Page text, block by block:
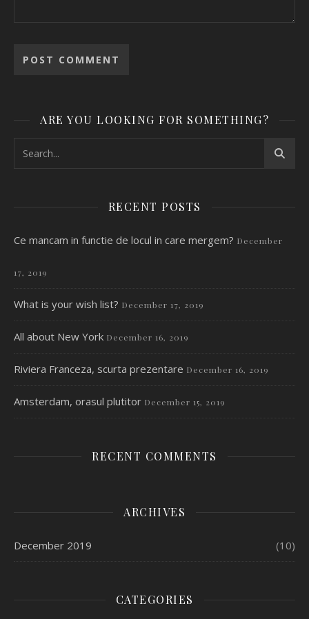
ARE YOU LOOKING FOR SOMETHING?
RECENT POSTS
Ce mancam in functie de locul in care mergem? December
17, 2019
What is your wish list? December 17, 2019
All about New York December 16, 2019
Riviera Franceza, scurta prezentare December 16, 2019
Amsterdam, orasul plutitor December 15, 2019
RECENT COMMENTS
ARCHIVES
December 2019 (10)
CATEGORIES